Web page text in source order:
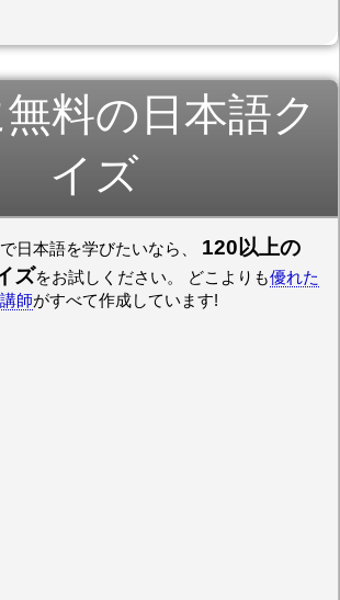
料の日本語ク
イズ
日本語を学びたいなら、 120以上の
ズ
をお試しください。 どこよりも優れた
師がすべて作成しています!